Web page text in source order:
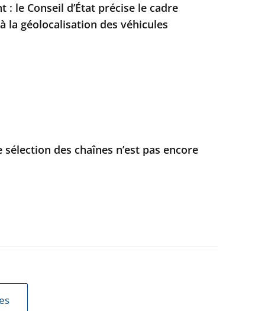
: le Conseil d’État précise le cadre
la géolocalisation des véhicules
des chaînes n’est pas encore